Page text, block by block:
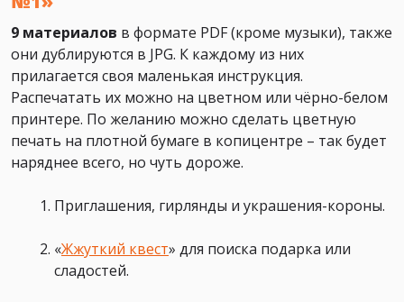
9 материалов в формате PDF (кроме музыки), также
они дублируются в JPG. К каждому из них
прилагается своя маленькая инструкция.
Распечатать их можно на цветном или чёрно-белом
принтере. По желанию можно сделать цветную
печать на плотной бумаге в копицентре – так будет
наряднее всего, но чуть дороже.
Приглашения, гирлянды и украшения-короны.
«Жжуткий квест» для поиска подарка или
сладостей.